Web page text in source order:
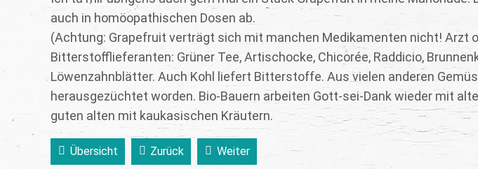
auch in homöopathischen Dosen ab.
(Achtung: Grapefruit verträgt sich mit manchen Medikamenten nicht! Arzt
Bitterstofflieferanten: Grüner Tee, Artischocke, Chicorée, Raddicio,
Löwenzahnblätter. Auch Kohl liefert Bitterstoffe. Aus vielen anderen
herausgezüchtet worden. Bio-Bauern arbeiten Gott-sei-Dank wieder mit
guten alten mit kaukasischen Kräutern.
Übersicht Zurück Weiter